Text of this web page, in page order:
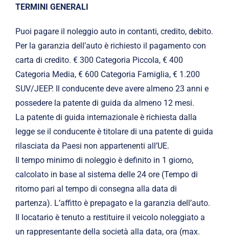
TERMINI GENERALI
Puoi pagare il noleggio auto in contanti, credito, debito.
Per la garanzia dell’auto è richiesto il pagamento con
carta di credito. € 300 Categoria Piccola, € 400
Categoria Media, € 600 Categoria Famiglia, € 1.200
SUV/JEEP. Il conducente deve avere almeno 23 anni e
possedere la patente di guida da almeno 12 mesi.
La patente di guida internazionale è richiesta dalla
legge se il conducente è titolare di una patente di guida
rilasciata da Paesi non appartenenti all’UE.
Il tempo minimo di noleggio è definito in 1 giorno,
calcolato in base al sistema delle 24 ore (Tempo di
ritorno pari al tempo di consegna alla data di
partenza). L’affitto è prepagato e la garanzia dell’auto.
Il locatario è tenuto a restituire il veicolo noleggiato a
un rappresentante della società alla data, ora (max.